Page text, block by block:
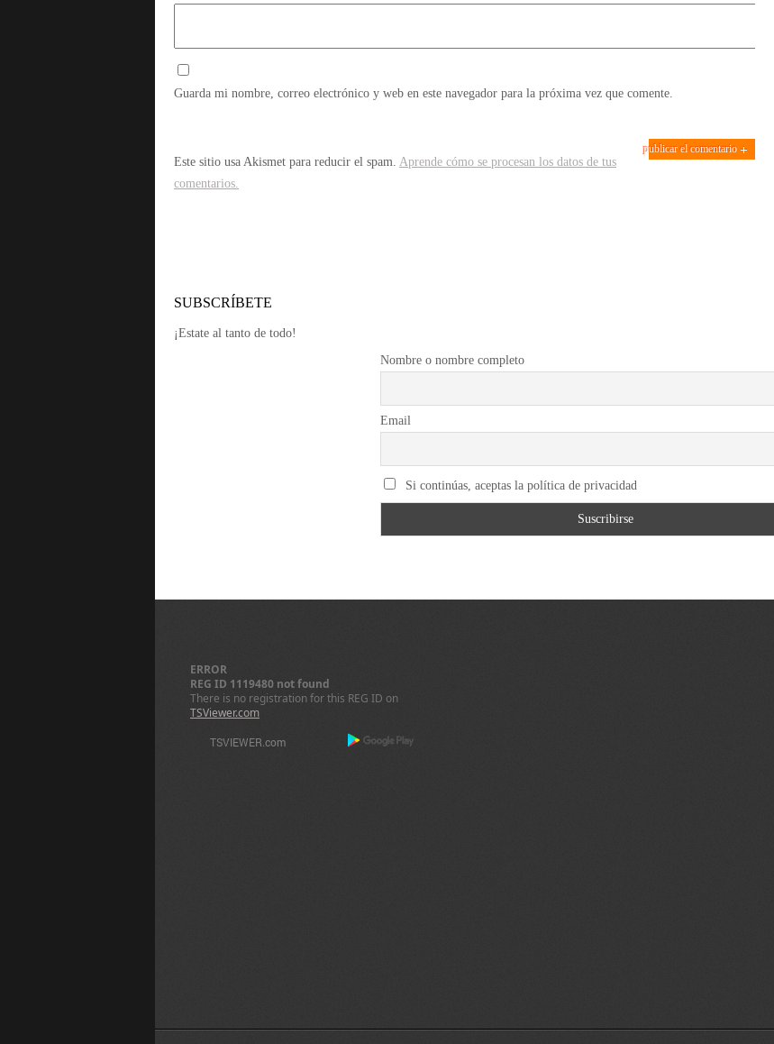
Guarda mi nombre, correo electrónico y web en este navegador para la próxima vez que comente.
Este sitio usa Akismet para reducir el spam. Aprende cómo se procesan los datos de tus
comentarios.
SUBSCRÍBETE
¡Estate al tanto de todo!
Nombre o nombre completo
Email
Si continúas, aceptas la política de privacidad
ERROR
REG ID 1119480 not found
There is no registration for this REG ID on
TSViewer.com